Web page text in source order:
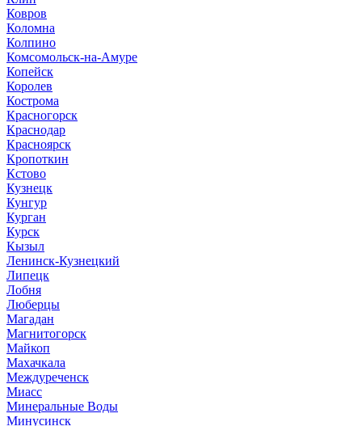
Ковров
Коломна
Колпино
Комсомольск-на-Амуре
Копейск
Королев
Кострома
Красногорск
Краснодар
Красноярск
Кропоткин
Кстово
Кузнецк
Кунгур
Курган
Курск
Кызыл
Ленинск-Кузнецкий
Липецк
Лобня
Люберцы
Магадан
Магнитогорск
Майкоп
Махачкала
Междуреченск
Миасс
Минеральные Воды
Минусинск